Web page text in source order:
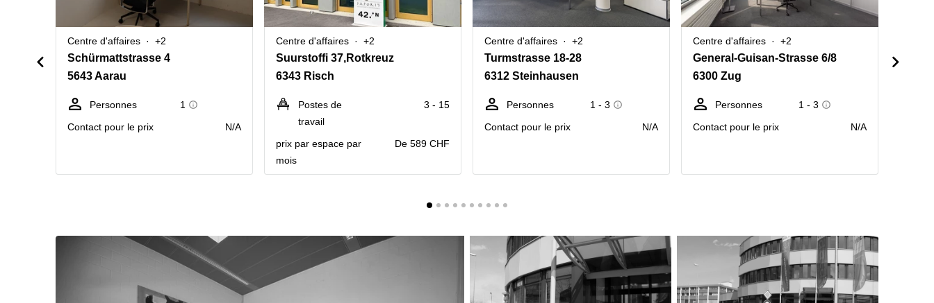
Centre d'affaires +2
Schürmattstrasse 4
5643 Aarau
Personnes
1
Contact pour le prix
N/A
Centre d'affaires +2
Suurstoffi 37,Rotkreuz
6343 Risch
Postes de
travail
3 - 15
prix par espace par
mois
De 589 CHF
Centre d'affaires +2
Turmstrasse 18-28
6312 Steinhausen
Personnes
1 - 3
Contact pour le prix
N/A
Centre d'affaires +2
General-Guisan-Strasse 6/8
6300 Zug
Personnes
1 - 3
Contact pour le prix
N/A